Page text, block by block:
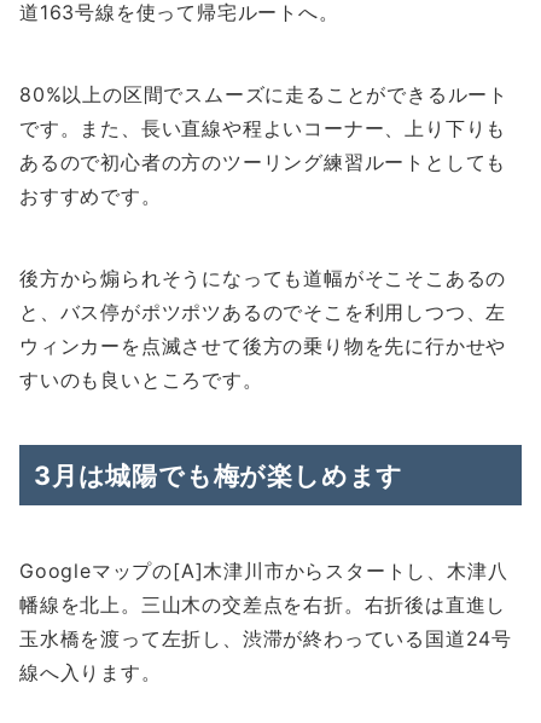
道163号線を使って帰宅ルートへ。
80%以上の区間でスムーズに走ることができるルート
です。また、長い直線や程よいコーナー、上り下りも
あるので初心者の方のツーリング練習ルートとしても
おすすめです。
後方から煽られそうになっても道幅がそこそこあるの
と、バス停がポツポツあるのでそこを利用しつつ、左
ウィンカーを点滅させて後方の乗り物を先に行かせや
すいのも良いところです。
3月は城陽でも梅が楽しめます
Googleマップの[A]木津川市からスタートし、木津八
幡線を北上。三山木の交差点を右折。右折後は直進し
玉水橋を渡って左折し、渋滞が終わっている国道24号
線へ入ります。